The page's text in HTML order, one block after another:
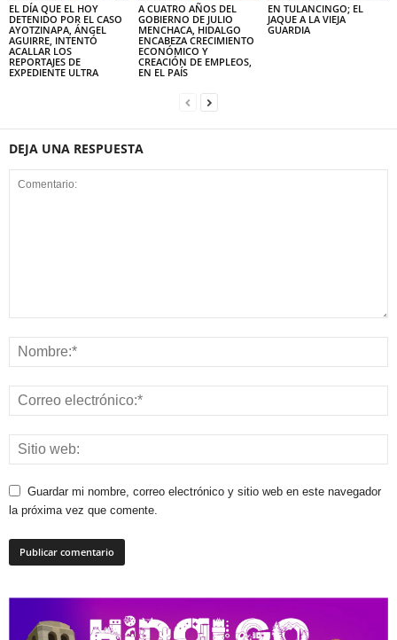
EL DÍA QUE EL HOY
DETENIDO POR EL CASO
AYOTZINAPA, ÁNGEL
AGUIRRE, INTENTÓ
ACALLAR LOS
REPORTAJES DE
EXPEDIENTE ULTRA
A CUATRO AÑOS DEL
GOBIERNO DE JULIO
MENCHACA, HIDALGO
ENCABEZA CRECIMIENTO
ECONÓMICO Y
CREACIÓN DE EMPLEOS,
EN EL PAÍS
EN TULANCINGO; EL
JAQUE A LA VIEJA
GUARDIA
DEJA UNA RESPUESTA
Guardar mi nombre, correo electrónico y sitio web en este navegador
la próxima vez que comente.